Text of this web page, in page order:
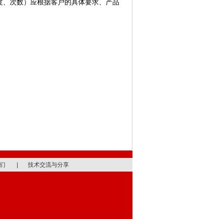
次数）应根据客户的具体要求、产品
技术交流与分享